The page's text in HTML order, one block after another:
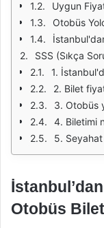
Uygun
Otobüs
SSS (Sıkça
1. İstanbul'dan
2. Bilet
3. Otobüs
4. Biletimi
5.
Otobüs